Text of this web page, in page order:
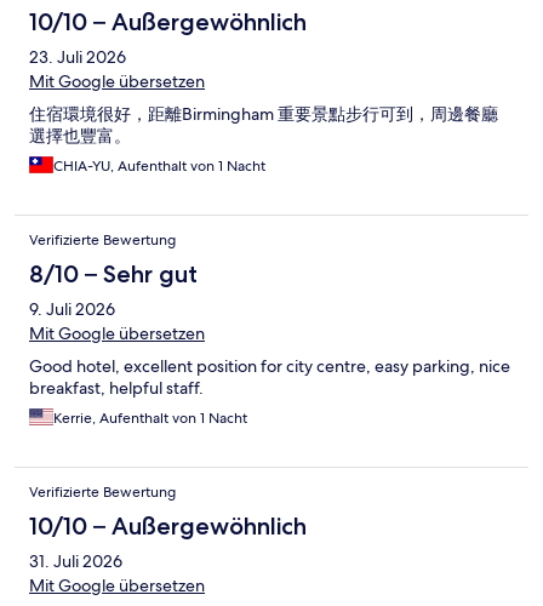
10/10 – Außergewöhnlich
23. Juli 2026
Mit Google übersetzen
住宿環境很好，距離Birmingham 重要景點步行可到，周邊餐廳
選擇也豐富。
CHIA-YU, Aufenthalt von 1 Nacht
Verifizierte Bewertung
8/10 – Sehr gut
9. Juli 2026
Mit Google übersetzen
Good hotel, excellent position for city centre, easy parking, nice
breakfast, helpful staff.
Kerrie, Aufenthalt von 1 Nacht
Verifizierte Bewertung
10/10 – Außergewöhnlich
31. Juli 2026
Mit Google übersetzen